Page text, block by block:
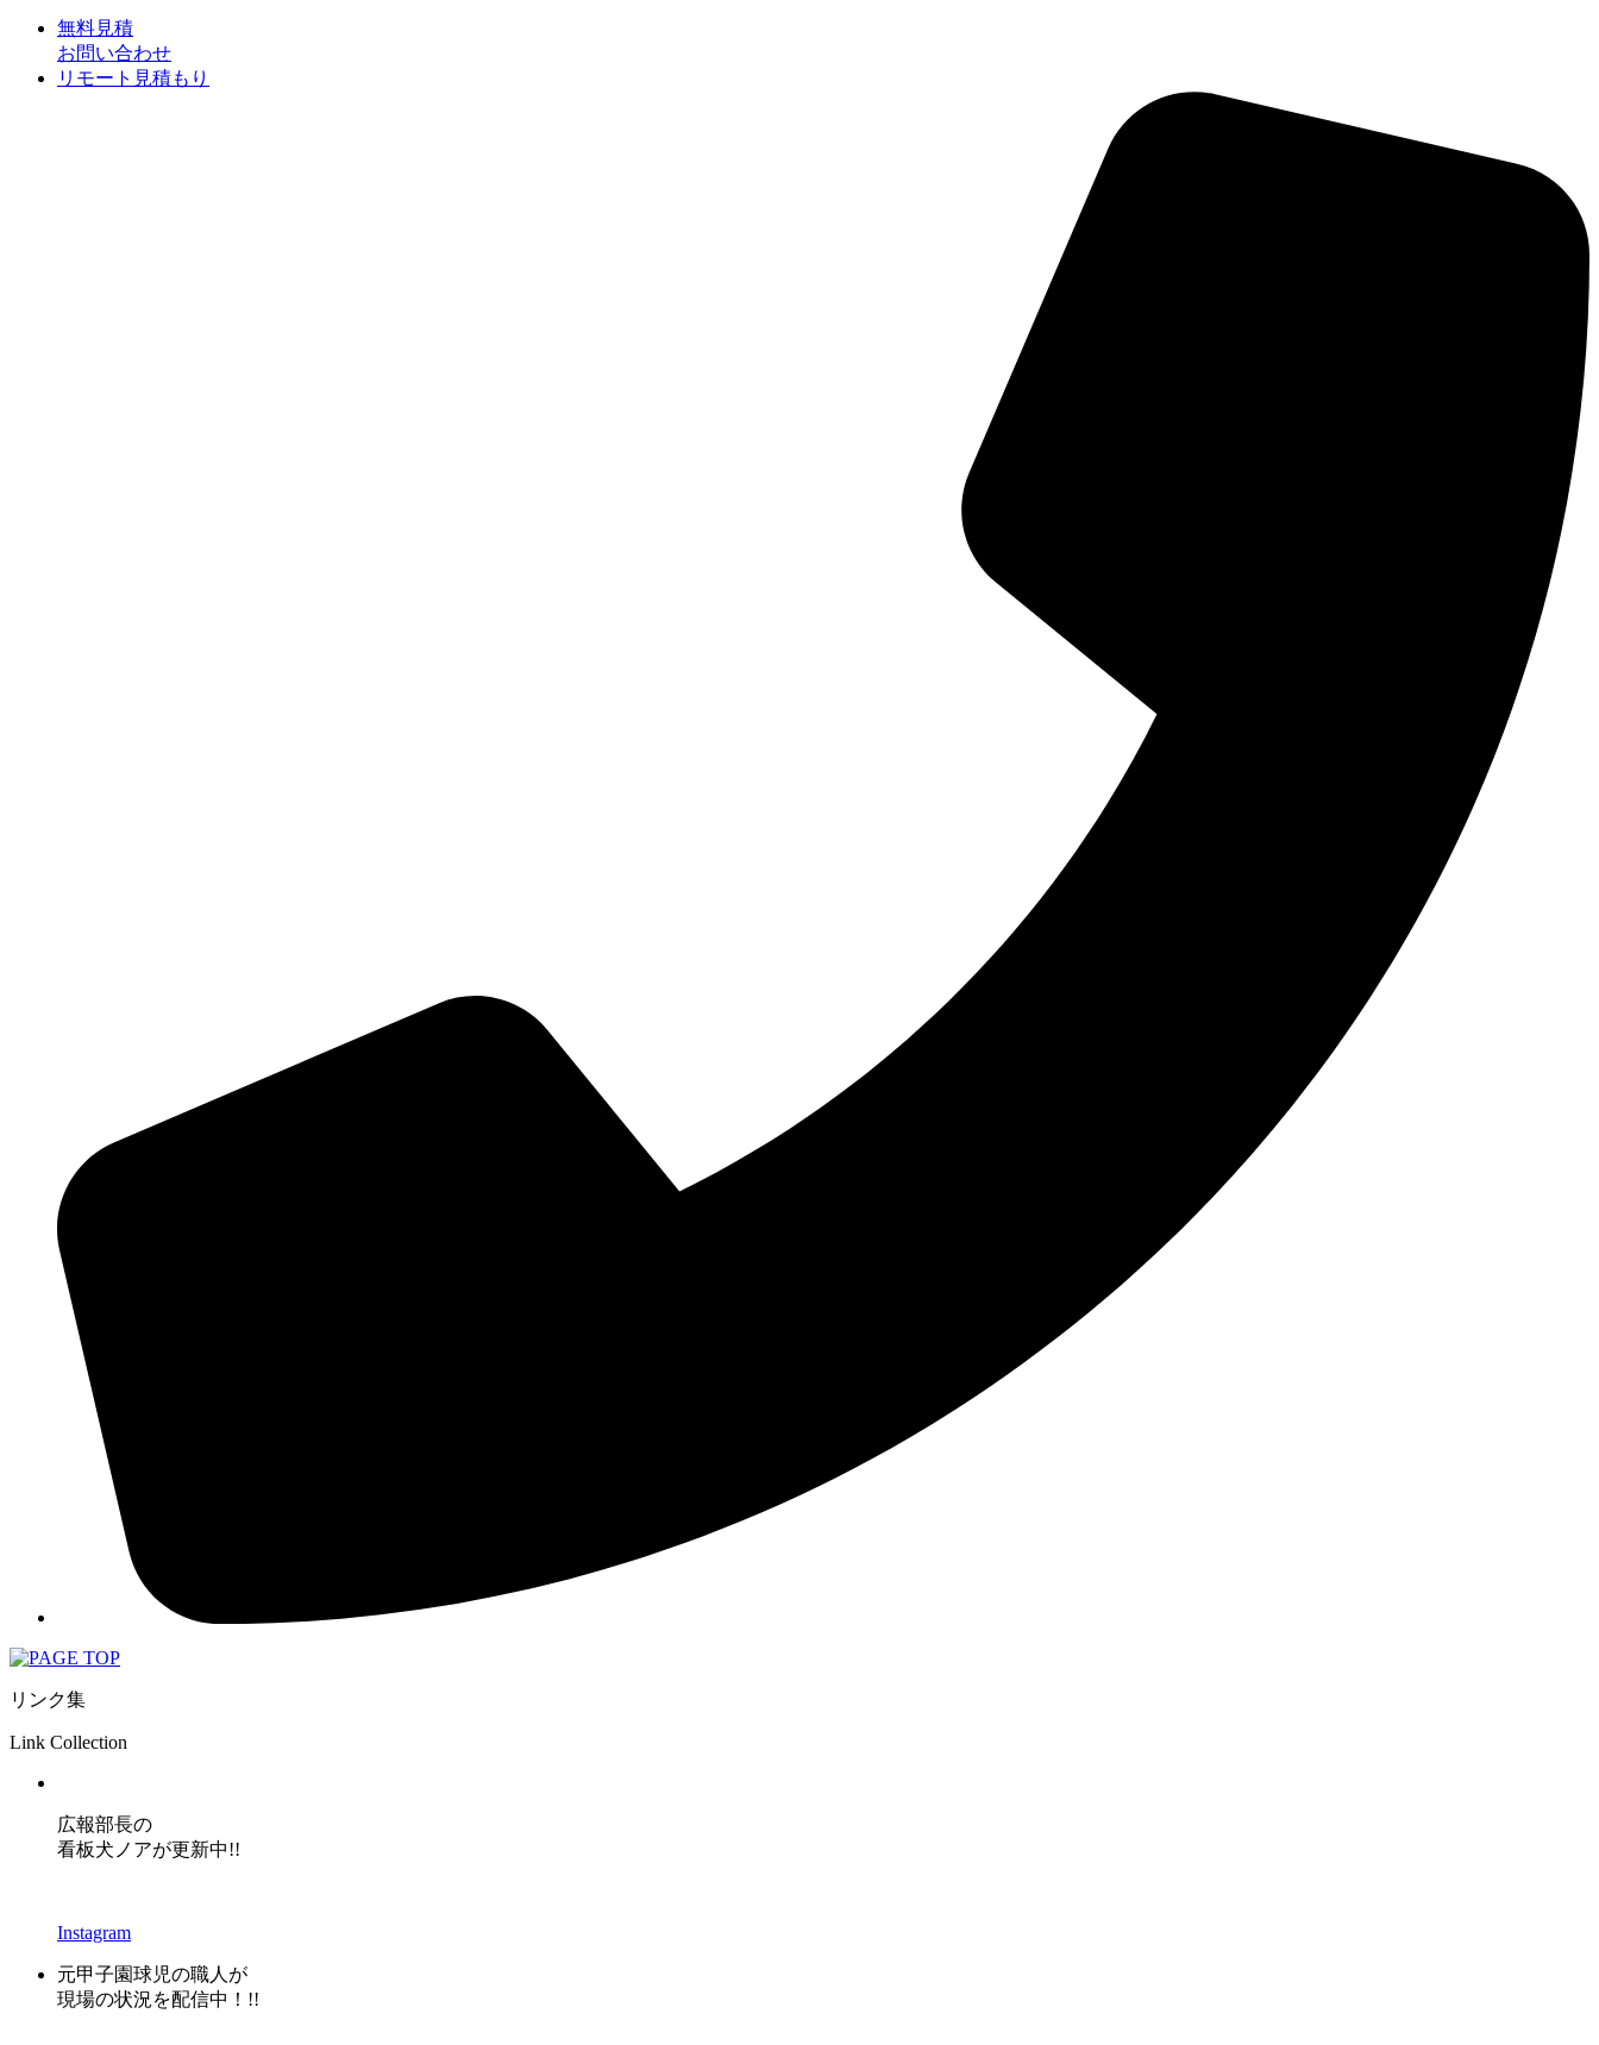
無料見積
お問い合わせ
リモート見積もり
リンク集
Link Collection
広報部長の
看板犬ノアが更新中!!
Instagram
元甲子園球児の職人が
現場の状況を配信中！!!